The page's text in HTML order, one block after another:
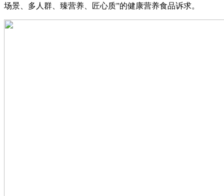
场景、多人群、臻营养、匠心质”的健康营养食品诉求。